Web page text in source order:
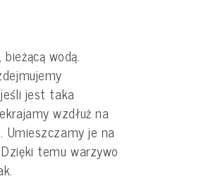
wodą.
jest taka
wzdłuż na
Umieszczamy je na
temu warzywo